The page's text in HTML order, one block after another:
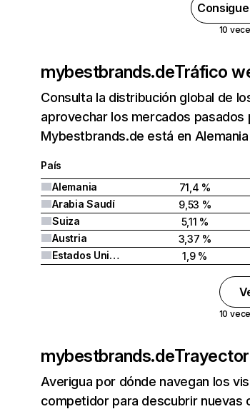
10
mybestbrands.deTráfico
Consulta la distribución global de
aprovechar los mercados pasados
Mybestbrands.de está en
País
Alemania
71,4 %
Arabia Saudí
9,53 %
Suiza
5,11 %
Austria
3,37 %
Estados Unidos
1,9 %
10
mybestbrands.de
Averigua por dónde navegan los
competidor para descubrir nuevas